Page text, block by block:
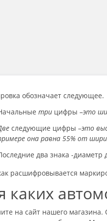
обозначает следующее.
три цифры –это
следующие цифры –это
она равна 55% от
два знака -
расшифровывается
каких
на сайт нашего